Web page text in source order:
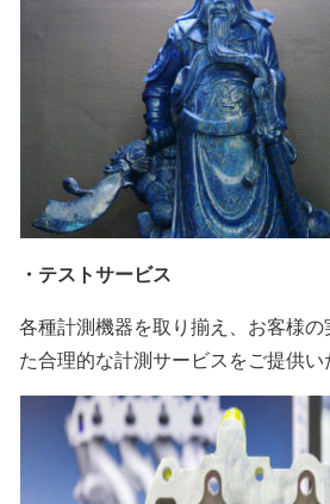
・テストサービス
各種計測機器を取り揃え、お客様
た合理的な計測サービスをご提供い